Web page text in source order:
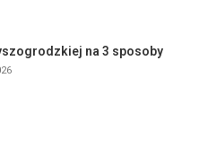
na 3 sposoby